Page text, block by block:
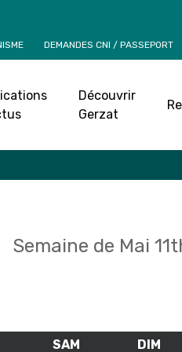
DEMANDES CNI / PASSEPORT
Découvrir
Gerzat
Semaine de Mai
VENDREDISAM DIM